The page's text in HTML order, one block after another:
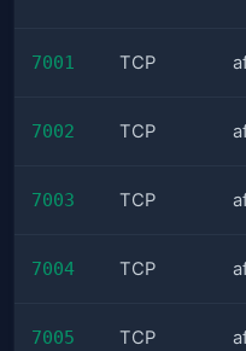
7001 TCP
7002 TCP
7003 TCP
7004 TCP
7005 TCP